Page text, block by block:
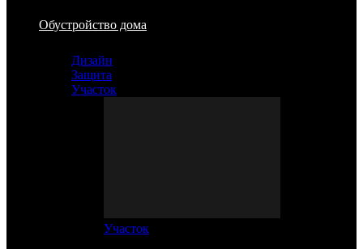
Обустройство дома
Дизайн
Защита
Участок
Участок